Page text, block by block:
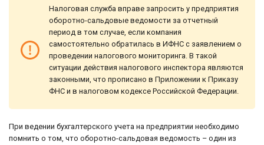
Налоговая служба вправе запросить у предприятия
оборотно-сальдовые ведомости за отчетный
период в том случае, если компания
самостоятельно обратилась в ИФНС с заявлением о
проведении налогового мониторинга. В такой
ситуации действия налогового инспектора являются
законными, что прописано в Приложении к Приказу
ФНС и в налоговом кодексе Российской Федерации.
При ведении бухгалтерского учета на предприятии необходимо
помнить о том, что оборотно-сальдовая ведомость – один из